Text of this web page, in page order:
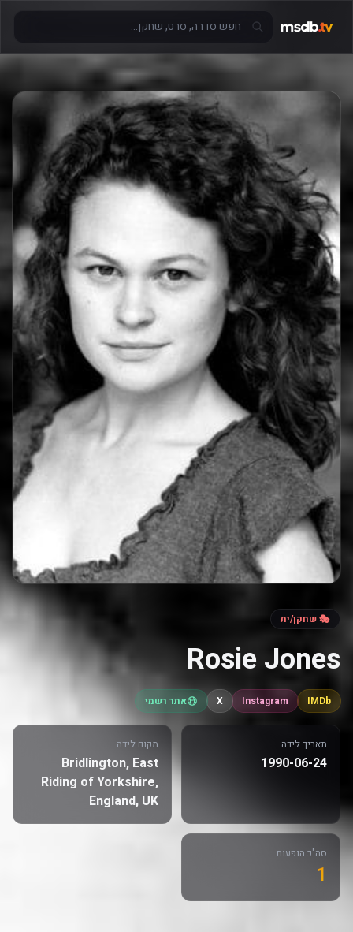
🎭 שחקן/ית
Rosie Jones
IMDb
Instagram
X אתר רשמי
תאריך לידה
1990-06-24
מקום לידה
Bridlington, East
Riding of Yorkshire,
England, UK
סה"כ הופעות
1